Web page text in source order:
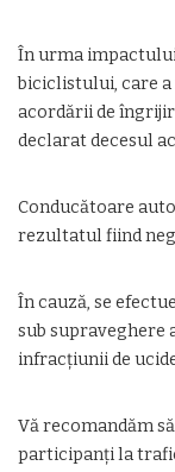
În urma
biciclistului, care
acordării de
declarat decesul
Conducătoare
rezultatul fiind
În cauză, se
sub supraveghere
infracțiunii de
Vă recomandăm
participanți la